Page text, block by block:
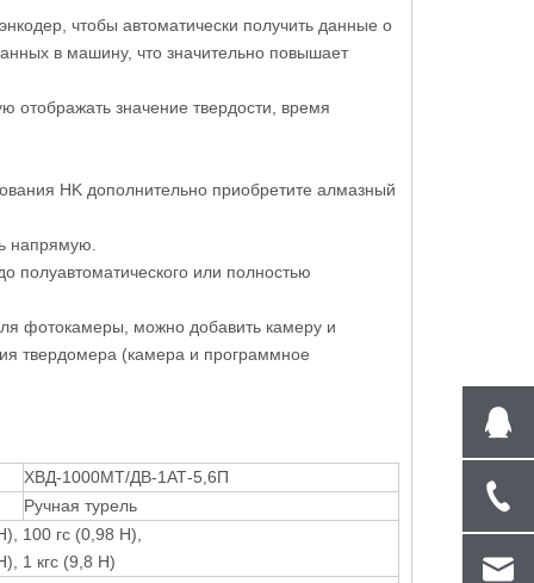
чтобы автоматически получить данные о
в машину, что значительно повышает
значение твердости, время
HK дополнительно приобретите алмазный
напрямую.
полуавтоматического или полностью
фотокамеры, можно добавить камеру и
твердомера (камера и программное
ХВД-1000МТ/ДВ-1АТ-5,6П
Ручная турель
100 гс (0,98 Н),
1 кгс (9,8 Н)